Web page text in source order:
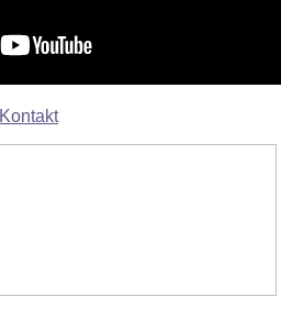
Kontakt